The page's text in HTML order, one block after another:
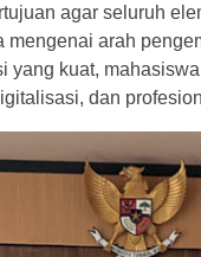
agar seluruh
arah
yang kuat,
dan